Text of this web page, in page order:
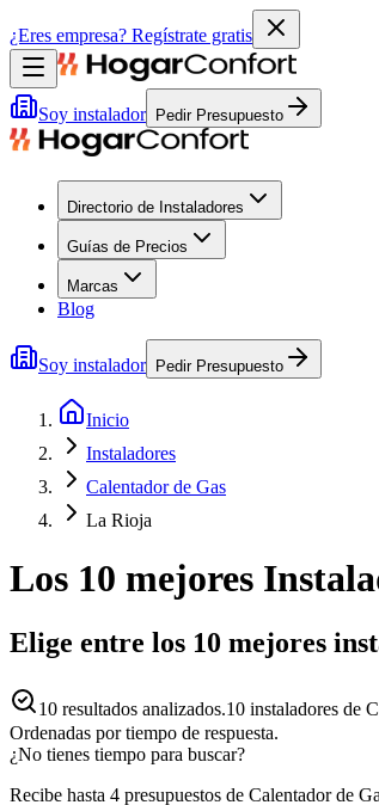
¿Eres empresa? Regístrate gratis
Soy instalador Pedir Presupuesto
Directorio de Instaladores
Guías de Precios
Marcas
Blog
Soy instalador Pedir Presupuesto
Inicio
Instaladores
Calentador de Gas
La Rioja
Los 10 mejores
Elige entre los 10 mejores
10 resultados analizados.10 instaladores de
Ordenadas por tiempo de respuesta.
¿No tienes tiempo para buscar?
Recibe hasta 4 presupuestos de Calentador de